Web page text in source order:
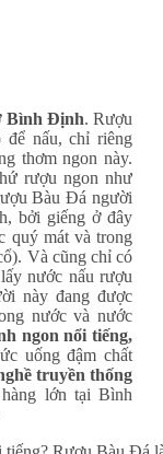
Bình Định. Rượu
nấu, chỉ riêng
thơm ngon này.
rượu ngon như
Bàu Đá người
bởi giếng ở đây
quý mát và trong
Và cũng chỉ có
nước nấu rượu
này đang được
nước và nước
ngon nổi tiếng,
uống đậm chất
truyền thống
lớn tại Bình